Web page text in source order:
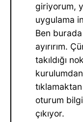
giriyorum,
uygulama
Ben
ayırırım.
takıldığı
oturum
çıkıyor.